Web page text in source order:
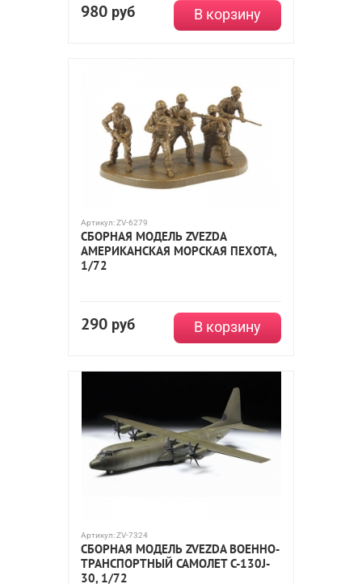
980 руб В корзину
Артикул:ZV-6279
СБОРНАЯ МОДЕЛЬ ZVEZDA
АМЕРИКАНСКАЯ МОРСКАЯ ПЕХОТА,
1/72
290 руб В корзину
Артикул:ZV-7324
СБОРНАЯ МОДЕЛЬ ZVEZDA ВОЕННО-
ТРАНСПОРТНЫЙ САМОЛЕТ С-130J-
30, 1/72